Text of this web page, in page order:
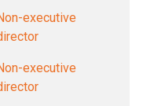
executive
executive